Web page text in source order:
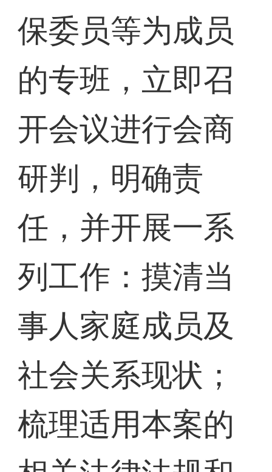
保委员等为成员
的专班，立即召
开会议进行会商
研判，明确责
任，并开展一系
列工作：摸清当
事人家庭成员及
社会关系现状；
梳理适用本案的